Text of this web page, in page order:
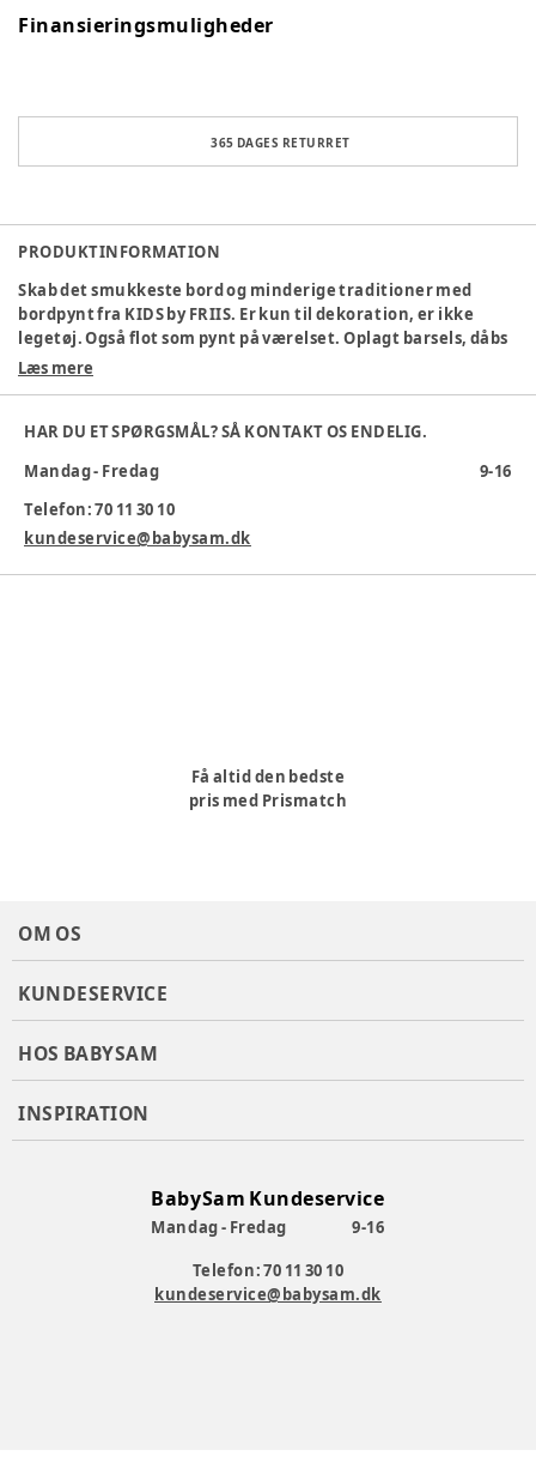
Finansieringsmuligheder
365 DAGES RETURRET
PRODUKTINFORMATION
Skab det smukkeste bord og minderige traditioner med
bordpynt fra KIDS by FRIIS. Er kun til dekoration, er ikke
legetøj. Også flot som pynt på værelset. Oplagt barsels, dåbs
og fødselsdagsgave.
Produktet er 14,5 cm. høj.
Materiale: Polyresin
Varenummer:369250
Læs mere
HAR DU ET SPØRGSMÅL? SÅ KONTAKT OS ENDELIG.
Mandag - Fredag
9-16
Telefon: 70 11 30 10
kundeservice@babysam.dk
Få altid den bedste
pris med Prismatch
OM OS
KUNDESERVICE
HOS BABYSAM
INSPIRATION
BabySam Kundeservice
Mandag - Fredag
9-16
Telefon: 70 11 30 10
kundeservice@babysam.dk